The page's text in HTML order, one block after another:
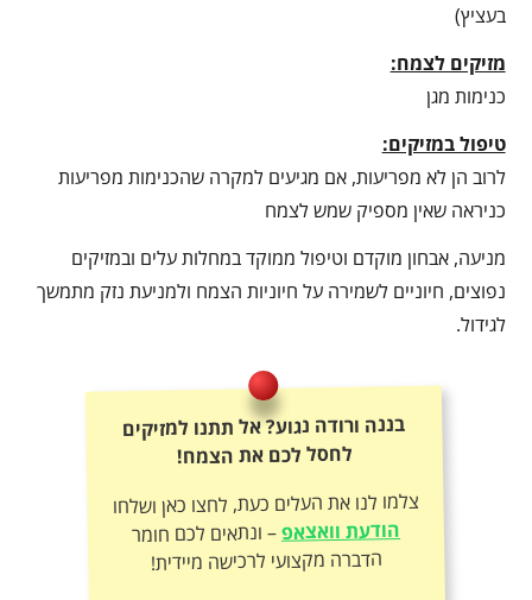
בעציץ)
מזיקים לצמח:
כנימות מגן
טיפול במזיקים:
לרוב הן לא מפריעות, אם מגיעים למקרה שהכנימות מפריעות
כניראה שאין מספיק שמש לצמח
מניעה, אבחון מוקדם וטיפול ממוקד במחלות עלים ובמזיקים
נפוצים, חיוניים לשמירה על חיוניות הצמח ולמניעת נזק מתמשך
לגידול.
בננה ורודה נגוע? אל תתנו למזיקים
לחסל לכם את הצמח!
צלמו לנו את העלים כעת, לחצו כאן ושלחו
הודעת וואצאפ– ונתאים לכם חומר
הדברה מקצועי לרכישה מיידית!